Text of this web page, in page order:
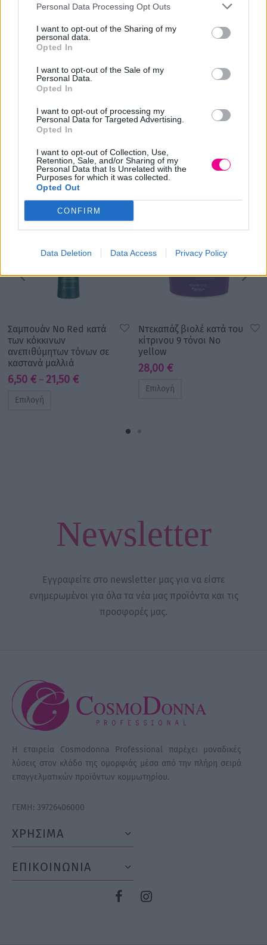
Personal Data Processing Opt Outs
I want to opt-out of the Sharing of my
personal data.
Opted In
I want to opt-out of the Sale of my
Personal Data.
Opted In
I want to opt-out of processing my
Personal Data for Targeted Advertising.
Opted In
I want to opt-out of Collection, Use,
Retention, Sale, and/or Sharing of my
Personal Data that Is Unrelated with the
Purposes for which it was collected.
Opted Out
CONFIRM
Data Deletion Data Access Privacy Policy
Σειρά:PREMIERE ΚΑΟΥΤΣΟΥΚ
Περιγραφή:
Δοντάκια & βάση καουτσούκ.
Ξύλινη πλακέ λαβή.
Μικρό οβάλ σχήμα.
Σχετικά προϊόντα
Σαμπουάν No Red κατά
των κόκκινων
ανεπιθύμητων τόνων σε
καστανά μαλλιά
6,50 € – 21,50 €Price
Επιλογή
Ντεκαπάζ βιολέ κατά του
κίτρινου 9 τόνοι No
yellow
28,00 €
Επιλογή
Newsletter
Εγγραφείτε στο newsletter μας για να είστε
ενημερωμένοι για όλα τα νέα μας προϊόντα και τις
προσφορές μας.
Η εταιρεία Cosmodonna Professional παρέχει μοναδικές
λύσεις στον κλάδο της ομορφιάς μέσα από την πλήρη σειρά
επαγγελματικών προϊόντων κομμωτηρίου.
ΓΕΜΗ: 39726406000
ΧΡΗΣΙΜΑ
ΕΠΙΚΟΙΝΩΝΙΑ